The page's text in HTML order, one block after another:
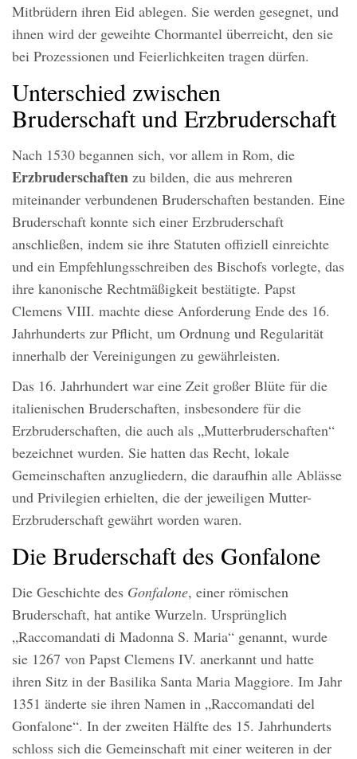
Mitbrüdern ihren Eid ablegen. Sie werden gesegnet, und
ihnen wird der geweihte Chormantel überreicht, den sie
bei Prozessionen und Feierlichkeiten tragen dürfen.
Unterschied zwischen
Bruderschaft und Erzbruderschaft
Nach 1530 begannen sich, vor allem in Rom, die
Erzbruderschaften zu bilden, die aus mehreren
miteinander verbundenen Bruderschaften bestanden. Eine
Bruderschaft konnte sich einer Erzbruderschaft
anschließen, indem sie ihre Statuten offiziell einreichte
und ein Empfehlungsschreiben des Bischofs vorlegte, das
ihre kanonische Rechtmäßigkeit bestätigte. Papst
Clemens VIII. machte diese Anforderung Ende des 16.
Jahrhunderts zur Pflicht, um Ordnung und Regularität
innerhalb der Vereinigungen zu gewährleisten.
Das 16. Jahrhundert war eine Zeit großer Blüte für die
italienischen Bruderschaften, insbesondere für die
Erzbruderschaften, die auch als „Mutterbruderschaften“
bezeichnet wurden. Sie hatten das Recht, lokale
Gemeinschaften anzugliedern, die daraufhin alle Ablässe
und Privilegien erhielten, die der jeweiligen Mutter-
Erzbruderschaft gewährt worden waren.
Die Bruderschaft des Gonfalone
Die Geschichte des Gonfalone, einer römischen
Bruderschaft, hat antike Wurzeln. Ursprünglich
„Raccomandati di Madonna S. Maria“ genannt, wurde
sie 1267 von Papst Clemens IV. anerkannt und hatte
ihren Sitz in der Basilika Santa Maria Maggiore. Im Jahr
1351 änderte sie ihren Namen in „Raccomandati del
Gonfalone“. In der zweiten Hälfte des 15. Jahrhunderts
schloss sich die Gemeinschaft mit einer weiteren in der